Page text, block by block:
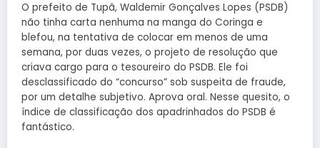
O prefeito de Tupã, Waldemir Gonçalves Lopes (PSDB)
não tinha carta nenhuma na manga do Coringa e
blefou, na tentativa de colocar em menos de uma
semana, por duas vezes, o projeto de resolução que
criava cargo para o tesoureiro do PSDB. Ele foi
desclassificado do “concurso” sob suspeita de fraude,
por um detalhe subjetivo. Aprova oral. Nesse quesito, o
índice de classificação dos apadrinhados do PSDB é
fantástico.